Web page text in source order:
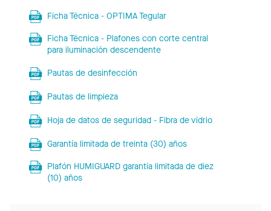
Ficha Técnica - OPTIMA Tegular
Ficha Técnica - Plafones con corte central
para iluminación descendente
Pautas de desinfección
Pautas de limpieza
Hoja de datos de seguridad - Fibra de vidrio
Garantía limitada de treinta (30) años
Plafón HUMIGUARD garantía limitada de diez
(10) años